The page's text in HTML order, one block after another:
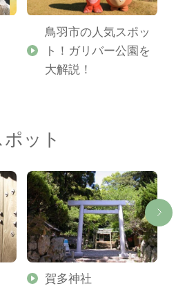
鳥羽市の人気スポッ
ト！ガリバー公園を
大解説！
ット
賀多神社